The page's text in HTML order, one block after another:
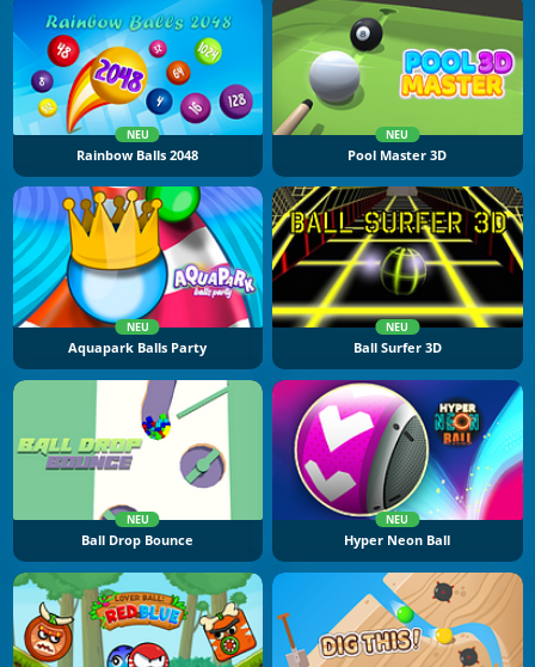
NEU
Rainbow Balls 2048
NEU
Pool Master 3D
NEU
Aquapark Balls Party
NEU
Ball Surfer 3D
NEU
Ball Drop Bounce
NEU
Hyper Neon Ball